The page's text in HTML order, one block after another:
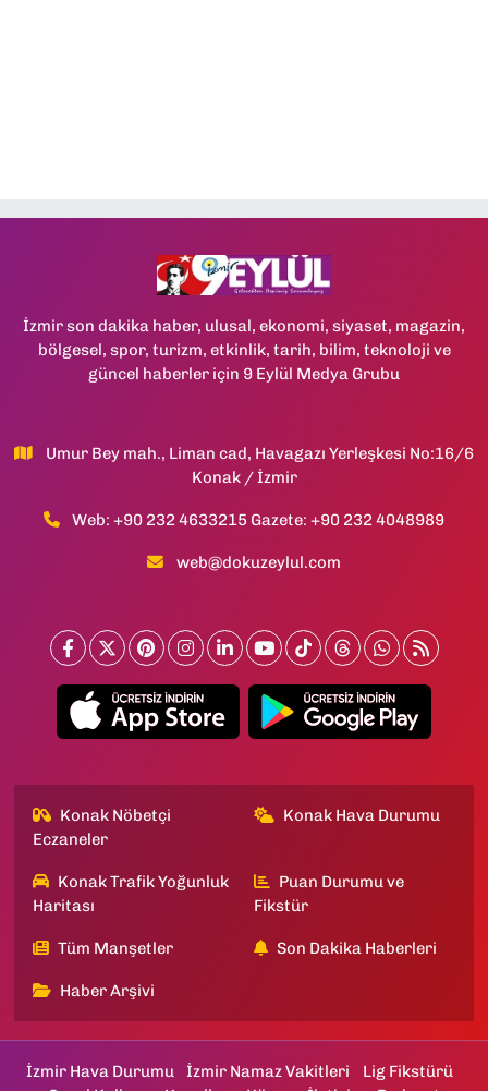
İzmir son dakika haber, ulusal, ekonomi, siyaset, magazin,
bölgesel, spor, turizm, etkinlik, tarih, bilim, teknoloji ve
güncel haberler için 9 Eylül Medya Grubu
Umur Bey mah., Liman cad, Havagazı Yerleşkesi No:16/6
Konak / İzmir
Web: +90 232 4633215 Gazete: +90 232 4048989
web@dokuzeylul.com
Konak Nöbetçi
Eczaneler
Konak Hava Durumu
Konak Trafik Yoğunluk
Haritası
Puan Durumu ve
Fikstür
Tüm Manşetler Son Dakika Haberleri
Haber Arşivi
İzmir Hava Durumu İzmir Namaz Vakitleri
Lig Fikstürü